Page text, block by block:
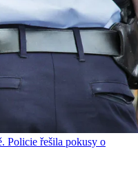
Policie řešila pokusy o